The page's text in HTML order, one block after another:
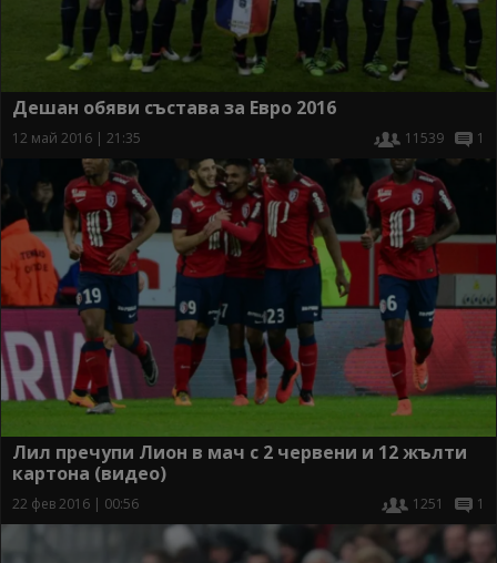
Дешан обяви състава за Евро 2016
12 май 2016 | 21:35 11539 1
Лил пречупи Лион в мач с 2 червени и 12 жълти
картона (видео)
22 фев 2016 | 00:56 1251 1